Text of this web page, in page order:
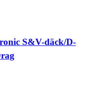
S&V-däck/D-